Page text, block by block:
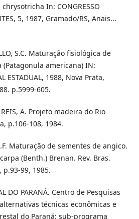
In: CONGRESSO
5, 1987, Gramado/RS, Anais...
S.C. Maturação fisiológica de
americana) IN:
ESTADUAL, 1988, Nova Prata,
p.5999-605.
REIS, A. Projeto madeira do Rio
p.106-108, 1984.
Maturação de sementes de angico.
(Benth.) Brenan. Rev. Bras.
p.93-99, 1985.
DO PARANÁ. Centro de Pesquisas
técnicas econômicas e
do Paraná: sub-programa